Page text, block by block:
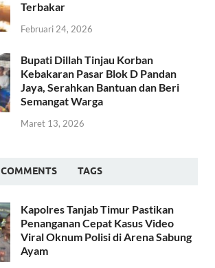
Terbakar
Februari 24, 2026
Bupati Dillah Tinjau Korban
Kebakaran Pasar Blok D Pandan
Jaya, Serahkan Bantuan dan Beri
Semangat Warga
Maret 13, 2026
COMMENTS TAGS
Kapolres Tanjab Timur Pastikan
Penanganan Cepat Kasus Video
Viral Oknum Polisi di Arena Sabung
Ayam